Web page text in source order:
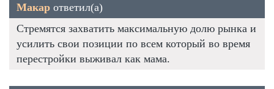
Макар ответил(а)
Стремятся захватить максимальную долю рынка и
усилить свои позиции по всем который во время
перестройки выживал как мама.